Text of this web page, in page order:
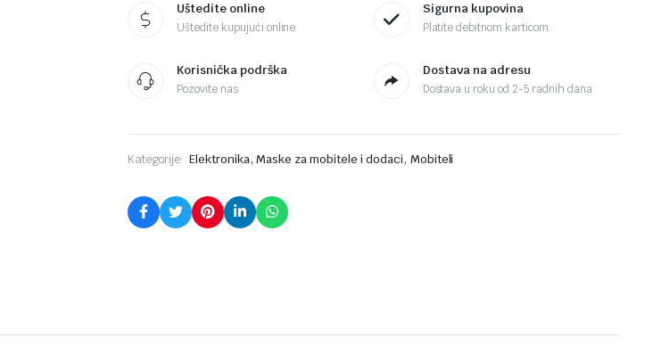
Uštedite online
Uštedite kupujući online
Sigurna kupovina
Platite debitnom karticom
Korisnička podrška
Pozovite nas
Dostava na adresu
Dostava u roku od 2-5 radnih dana
Kategorije: Elektronika, Maske za mobitele i dodaci, Mobiteli